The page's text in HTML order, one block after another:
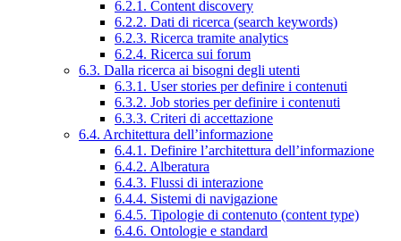
6.2.1. Content discovery
6.2.2. Dati di ricerca (search keywords)
6.2.3. Ricerca tramite analytics
6.2.4. Ricerca sui forum
6.3. Dalla ricerca ai bisogni degli utenti
6.3.1. User stories per definire i contenuti
6.3.2. Job stories per definire i contenuti
6.3.3. Criteri di accettazione
6.4. Architettura dell’informazione
6.4.1. Definire l’architettura dell’informazione
6.4.2. Alberatura
6.4.3. Flussi di interazione
6.4.4. Sistemi di navigazione
6.4.5. Tipologie di contenuto (content type)
6.4.6. Ontologie e standard